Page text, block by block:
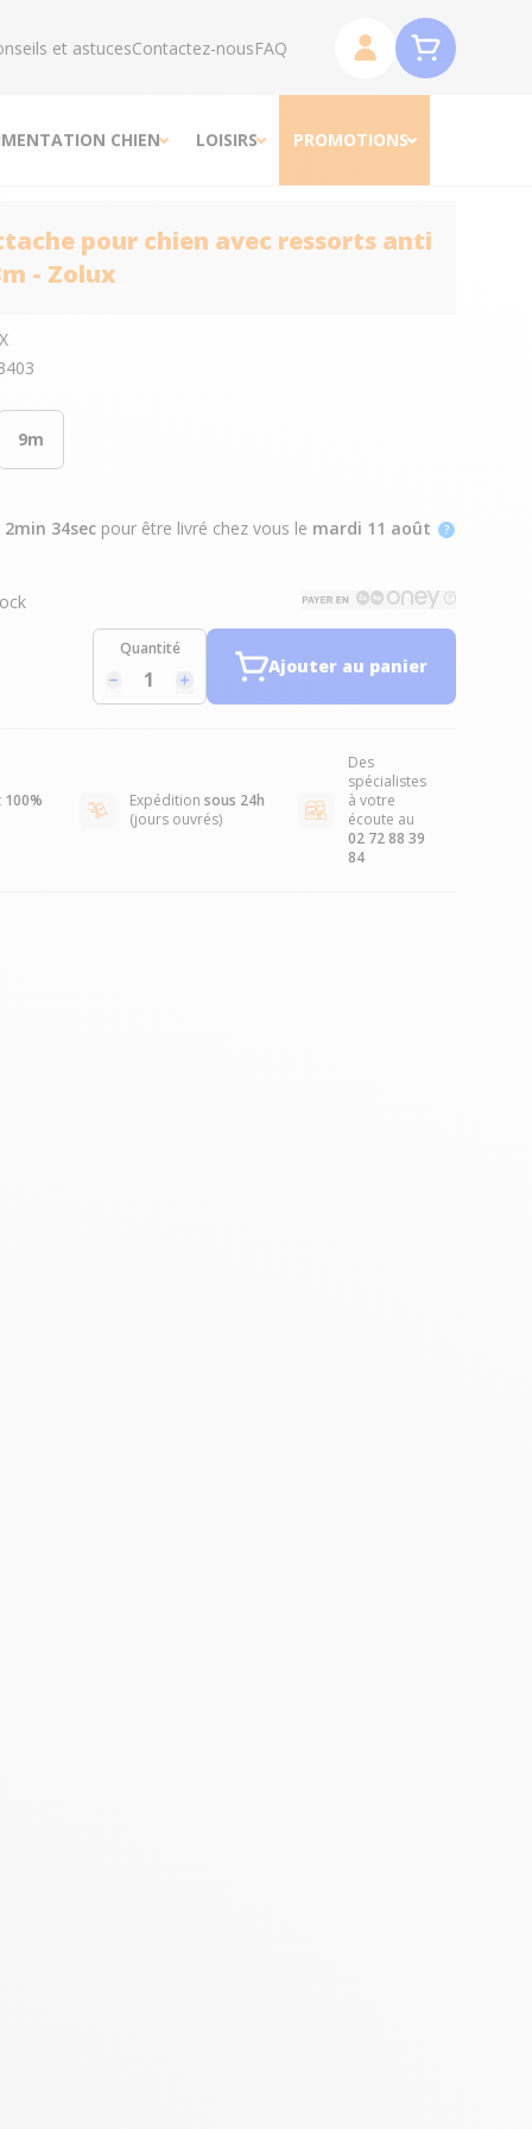
et astucesContactez-nousFAQ
CHIEN LOISIRS PROMOTIONS
pour chien avec ressorts anti
- Zolux
9m
2min 33secpour être livré chez vous le mardi 11 août
Quantité
Ajouter au panier
100%
Expédition sous 24h
(jours ouvrés)
Des
spécialistes
à votre
écoute au
02 72 88 39
84